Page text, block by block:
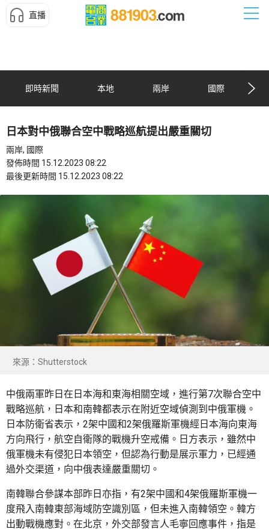
直播
即時新聞 本地 兩岸 國際
日本對中俄聯合空中戰略巡航提出嚴重關切
兩岸, 國際
發佈時間 15.12.2023 08:22
最後更新時間 15.12.2023 08:22
來源：Shutterstock
中俄兩軍昨日在日本海和東海相關空域，進行第7次聯合空中
戰略巡航，日本和南韓都表示在附近空域偵測到中俄軍機。
日本防衛省表示，2架中國和2架俄羅斯軍機經日本海向東海
方向飛行，航空自衛隊的戰機升空戒備。日方表示，雖然中
俄軍機未有侵犯日本領空，但認為行動是展示軍力，已經通
過外交渠道，向中俄表達嚴重關切。
南韓聯合參謀本部昨日亦指，有2架中國和4架俄羅斯軍機一
度飛入南韓東部海域防空識別區，但未進入南韓領空。韓方
出動戰機應對。在北京，外交部發言人毛寧回應事件，指是